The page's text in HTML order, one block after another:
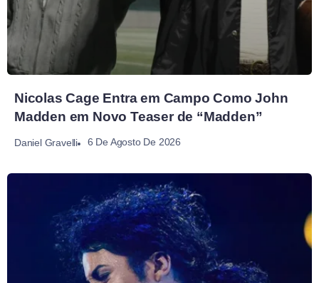
Nicolas Cage Entra em Campo Como John
Madden em Novo Teaser de “Madden”
Daniel Gravelli 6 De Agosto De 2026